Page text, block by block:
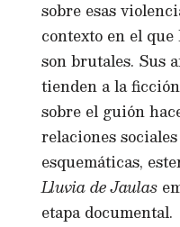
sobre esas
contexto en el
son brutales. Sus
tienden a la
sobre el guión
relaciones
esquemáticas,
Lluvia de Jaulas
etapa documental.